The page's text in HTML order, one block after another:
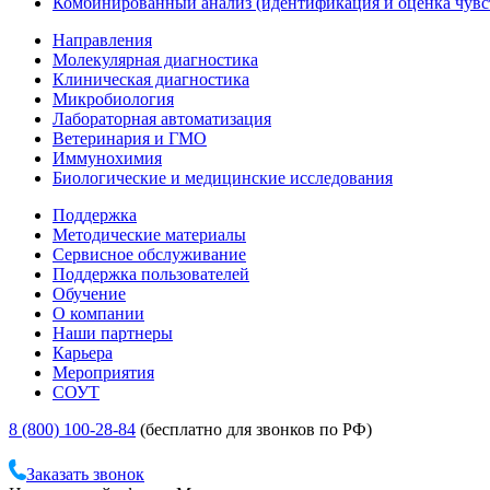
Направления
Молекулярная диагностика
Клиническая диагностика
Микробиология
Лабораторная автоматизация
Ветеринария и ГМО
Иммунохимия
Биологические и медицинские исследования
Поддержка
Методические материалы
Сервисное обслуживание
Поддержка пользователей
Обучение
О компании
Наши партнеры
Карьера
Мероприятия
СОУТ
8 (800) 100-28-84 (бесплатно для звонков по РФ)
Заказать звонок